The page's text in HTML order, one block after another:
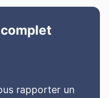
rapporter un